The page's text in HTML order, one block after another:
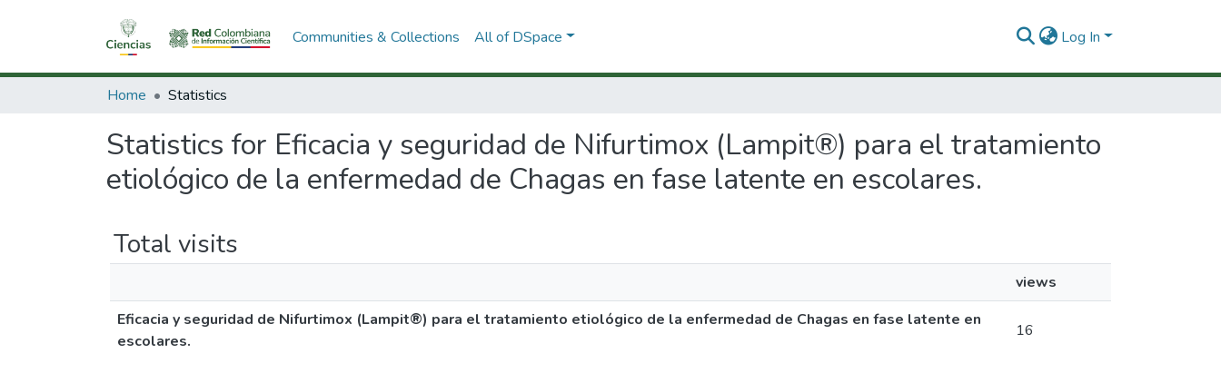
Communities & Collections All of DSpace Log In
Home Statistics
Statistics for Eficacia y seguridad de Nifurtimox (Lampit®) para el tratamiento
etiológico de la enfermedad de Chagas en fase latente en escolares.
Total visits
views
Eficacia y seguridad de Nifurtimox (Lampit®) para el tratamiento etiológico de la enfermedad de Chagas en fase latente en
escolares.
16